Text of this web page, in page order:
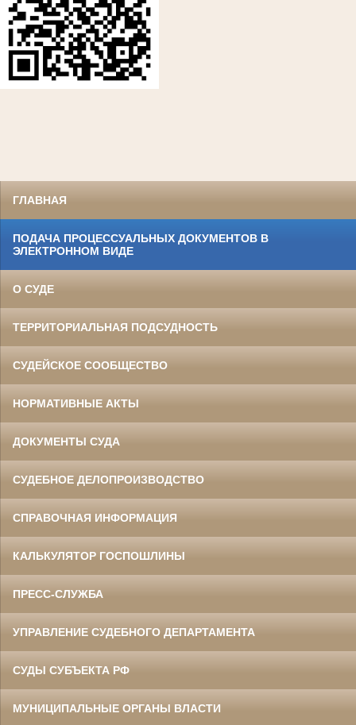
ГЛАВНАЯ
ПОДАЧА ПРОЦЕССУАЛЬНЫХ ДОКУМЕНТОВ В
ЭЛЕКТРОННОМ ВИДЕ
О СУДЕ
ТЕРРИТОРИАЛЬНАЯ ПОДСУДНОСТЬ
СУДЕЙСКОЕ СООБЩЕСТВО
НОРМАТИВНЫЕ АКТЫ
ДОКУМЕНТЫ СУДА
СУДЕБНОЕ ДЕЛОПРОИЗВОДСТВО
СПРАВОЧНАЯ ИНФОРМАЦИЯ
КАЛЬКУЛЯТОР ГОСПОШЛИНЫ
ПРЕСС-СЛУЖБА
УПРАВЛЕНИЕ СУДЕБНОГО ДЕПАРТАМЕНТА
СУДЫ СУБЪЕКТА РФ
МУНИЦИПАЛЬНЫЕ ОРГАНЫ ВЛАСТИ